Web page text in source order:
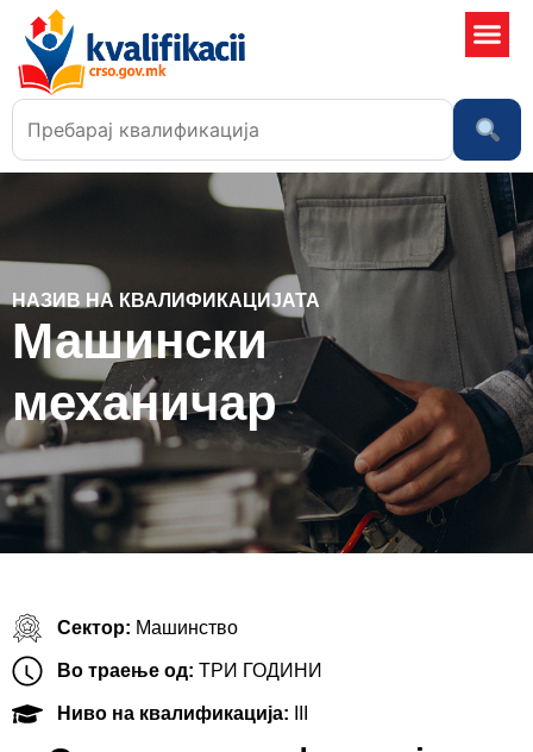
НАЗИВ НА КВАЛИФИКАЦИЈАТА
Машински
механичар
Сектор: Машинство
Во траење од: ТРИ ГОДИНИ
Ниво на квалификација: